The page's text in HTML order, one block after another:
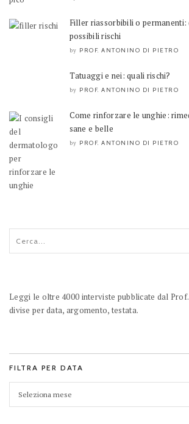
Filler riassorbibili o permanenti:
possibili rischi
by PROF. ANTONINO DI PIETRO
Tatuaggi e nei: quali rischi?
by PROF. ANTONINO DI PIETRO
Come rinforzare le unghie:
sane e belle
by PROF. ANTONINO DI PIETRO
Leggi le oltre 4000 interviste pubblicate dal
divise per data, argomento, testata.
FILTRA PER DATA